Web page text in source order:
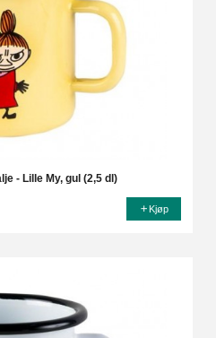
- Lille My, gul (2,5 dl)
Kjøp